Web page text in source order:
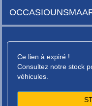
Ce lien à expiré !
Consultez notre stock
véhicules.